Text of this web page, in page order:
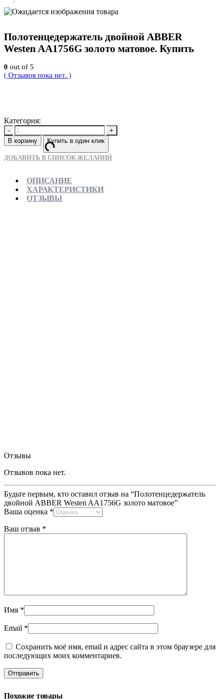
Полотенцедержатель двойной ABBER
Westen AA1756G золото матовое. Купить
0 out of 5
( Отзывов пока нет. )
Категория:
-
+
В корзину
Купить в один клик
ДОБАВИТЬ В СПИСОК ЖЕЛАНИЙ
ОПИСАНИЕ
ХАРАКТЕРИСТИКИ
ОТЗЫВЫ
Отзывы
Отзывов пока нет.
Будьте первым, кто оставил отзыв на “Полотенцедержатель
двойной ABBER Westen AA1756G золото матовое”
Ваша оценка *
Ваш отзыв *
Имя *
Email *
Сохранить моё имя, email и адрес сайта в этом браузере для
последующих моих комментариев.
Похожие товары